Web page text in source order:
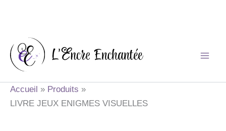
contenu
Accueil
Produits
LIVRE JEUX ENIGMES VISUELLES